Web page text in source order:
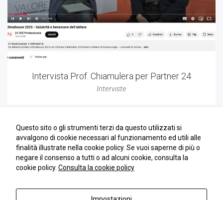
Intervista Prof. Chiamulera per Partner 24
Interviste
Questo sito o gli strumenti terzi da questo utilizzati si
avvalgono di cookie necessari al funzionamento ed utili alle
finalità illustrate nella cookie policy. Se vuoi saperne di più o
negare il consenso a tutti o ad alcuni cookie, consulta la
cookie policy. Consulta la cookie policy